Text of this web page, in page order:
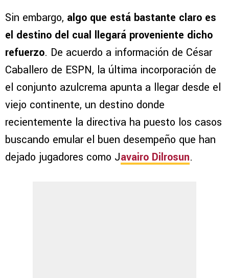
Sin embargo, algo que está bastante claro es
el destino del cual llegará proveniente dicho
refuerzo. De acuerdo a información de César
Caballero de ESPN, la última incorporación de
el conjunto azulcrema apunta a llegar desde el
viejo continente, un destino donde
recientemente la directiva ha puesto los casos
buscando emular el buen desempeño que han
dejado jugadores como Javairo Dilrosun.